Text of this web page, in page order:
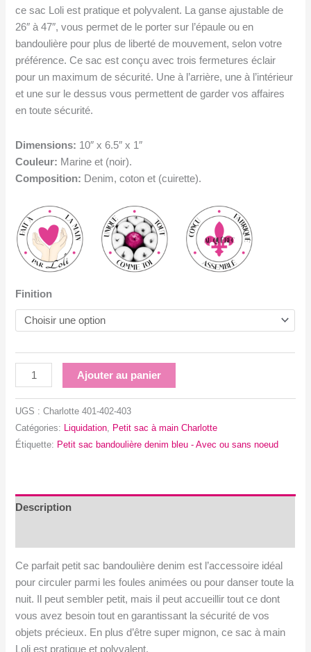
ce sac Loli est pratique et polyvalent. La ganse ajustable de
26″ à 47″, vous permet de le porter sur l’épaule ou en
bandoulière pour plus de liberté de mouvement, selon votre
préférence. Ce sac est conçu avec trois fermetures éclair
pour un maximum de sécurité. Une à l’arrière, une à l’intérieur
et une sur le dessus vous permettent de garder vos affaires
en toute sécurité.
Dimensions: 10″ x 6.5″ x 1″
Couleur: Marine et (noir).
Composition: Denim, coton et (cuirette).
Finition
quantité
de
bandoulière
Avec
Ajouter au panier
UGS :Charlotte 401-402-403
Catégories: Liquidation, Petit sac à main Charlotte
Étiquette: Petit sac bandoulière denim bleu - Avec ou sans noeud
Description
Ce parfait petit sac bandoulière denim est l’accessoire idéal
pour circuler parmi les foules animées ou pour danser toute la
nuit. Il peut sembler petit, mais il peut accueillir tout ce dont
vous avez besoin tout en garantissant la sécurité de vos
objets précieux. En plus d’être super mignon, ce sac à main
Loli est pratique et polyvalent.